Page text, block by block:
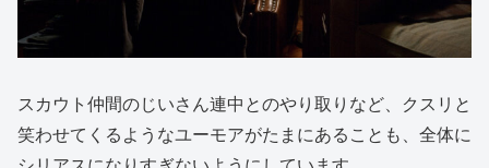
スカウト仲間のじいさん連中とのやり取りなど、クスリと
笑わせてくるようなユーモアがたまにあることも、全体に